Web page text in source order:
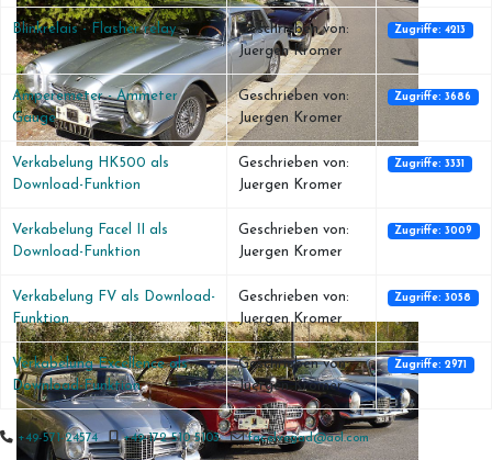
Blinkrelais - Flasher relay
Geschrieben von:
Juergen Kromer
Zugriffe: 4213
Amperemeter - Ammeter
Gauge
Geschrieben von:
Juergen Kromer
Zugriffe: 3686
Verkabelung HK500 als
Download-Funktion
Geschrieben von:
Juergen Kromer
Zugriffe: 3331
Verkabelung Facel II als
Download-Funktion
Geschrieben von:
Juergen Kromer
Zugriffe: 3009
Verkabelung FV als Download-
Funktion
Geschrieben von:
Juergen Kromer
Zugriffe: 3058
Verkabelung Excellence als
Download-Funktion
Geschrieben von:
Juergen Kromer
Zugriffe: 2971
+49-571-24574 +49-172 510 5103 facelvegad@aol.com